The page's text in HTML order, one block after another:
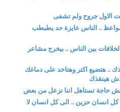
الاول جروح ولم تشفى
.. الناس عايزة حد يطبطب
بين الناس .. بيخرج مشاعر
.. هتضيع اكتر وهتاخد على دماغك
هينقذك
حاجة تستاهل اننا نزعل من بعض
انسان حزين .. الى كل انسان لا